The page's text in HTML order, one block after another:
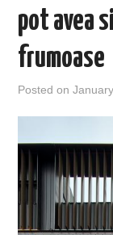
pot avea
frumoase
Posted on